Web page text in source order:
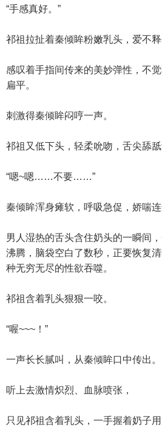
“手感真好。”
祁祖拉扯着秦倾眸粉嫩乳头，爱不释
感叹着手指间传来的美妙弹性，不
扁平。
刺激得秦倾眸闷哼一声。
祁祖又低下头，轻柔吮吻，舌尖舔
“嗯~嗯……不要……”
秦倾眸浑身瘫软，呼吸急促，娇喘连
男人湿热的舌头含住奶头的一瞬间
沸腾，脑袋空白了数秒，正要恢复
种无穷无尽的性欲吞噬。
祁祖含着乳头狠狠一咬。
“喔~~~！”
一声长长腻叫，从秦倾眸口中传出。
听上去激情炽烈、血脉喷张，
只见祁祖含着乳头，一手握着奶子